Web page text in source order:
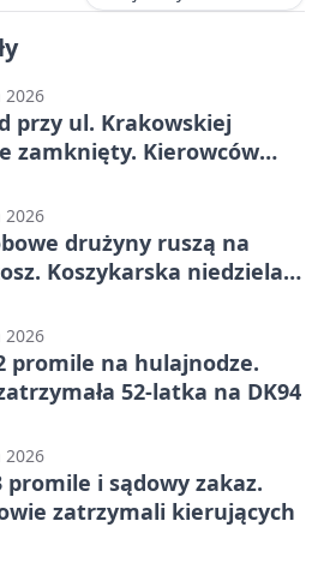
przy ul. Krakowskiej
zamknięty. Kierowców
drużyny ruszą na
Koszykarska niedziela
promile na hulajnodze.
52-latka na DK94
promile i sądowy zakaz.
zatrzymali kierujących